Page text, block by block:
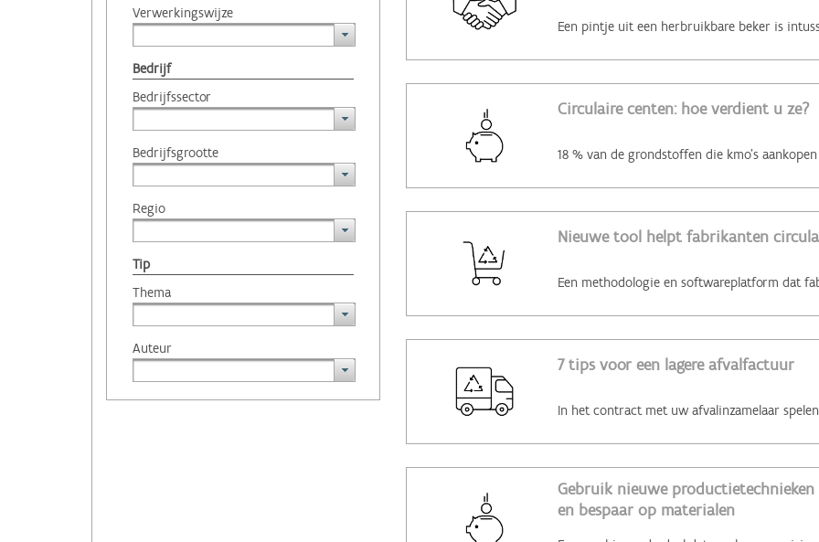
Verwerkingswijze
Bedrijf
Bedrijfssector
Bedrijfsgrootte
Regio
Tip
Thema
Auteur
Circulaire centen: hoe verdient u ze?
Nieuwe tool helpt fabrikanten
7 tips voor een lagere afvalfactuur
Gebruik nieuwe
en bespaar op materialen